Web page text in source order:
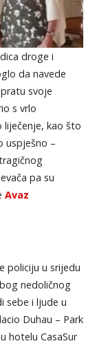
droge i
da navede
svoje
s vrlo
liječenje, kao što
uspješno –
pa su
Avaz
policiju u srijedu
nedoličnog
sebe i ljude u
Duhau – Park
hotelu CasaSur